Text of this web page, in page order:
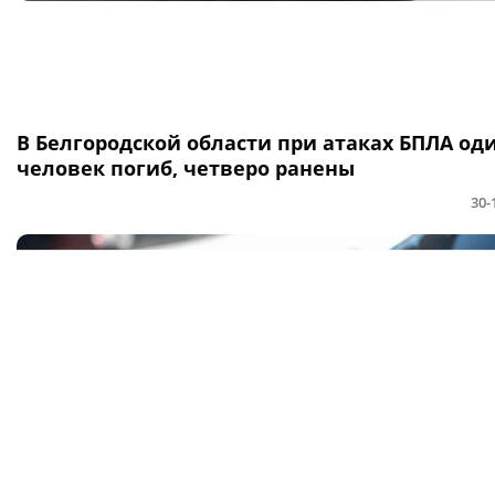
В Белгородской области при атаках БПЛА
человек погиб, четверо ранены
30-